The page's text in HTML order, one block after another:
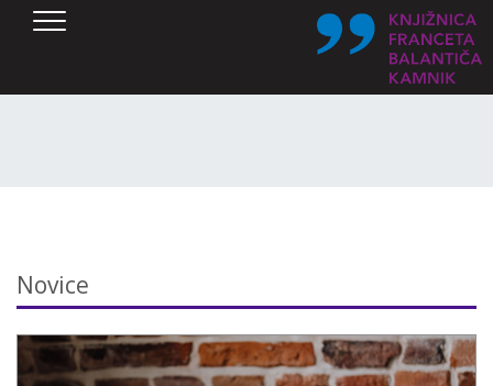
Novice